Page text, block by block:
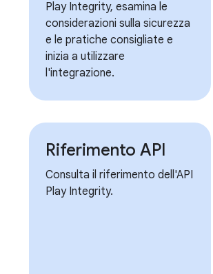
Play Integrity, esamina le
considerazioni sulla sicurezza
e le pratiche consigliate e
inizia a utilizzare
l'integrazione.
Riferimento API
Consulta il riferimento dell'API
Play Integrity.